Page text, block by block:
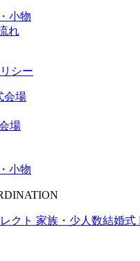
小物
れ
シー
会場
場
小物
クト 家族・少人数結婚式